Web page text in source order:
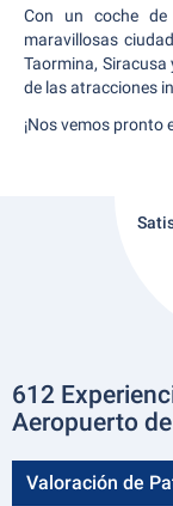
Con un coche
maravillosas
Taormina,
de las atracciones
¡Nos vemos pronto
612
Aeropuerto
Valoración de